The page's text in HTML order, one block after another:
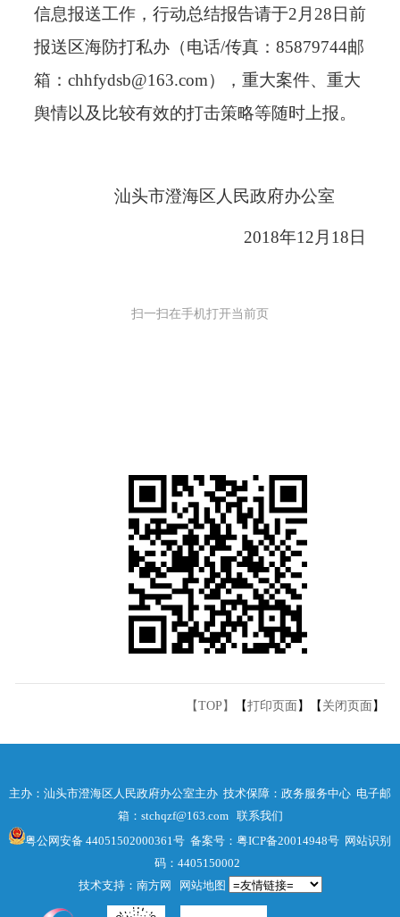
信息报送工作，行动总结报告请于2 月 28 日前
报送区海防打私办（电话/传真： 85879744邮
箱： chhfydsb@163.com），重大案件、重大
舆情以及比较有效的打击策略等随时上报。
汕头市澄海区人民政府办公室
2018年12 月 18 日
扫一扫在手机打开当前页
【TOP】 【打印页面 】【 关闭页面 】
主办：汕头市澄海区人民政府办公室主办 技术保障：政务服务中心 电子邮
箱：stchqzf@163.com 联系我们
粤公网安备 44051502000361号 备案号：粤ICP备20014948号 网站识别
码：4405150002
技术支持：南方网
网站地图